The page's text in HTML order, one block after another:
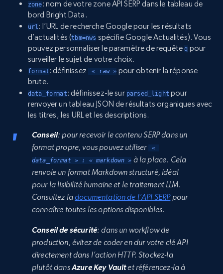
zone : nom de votre zone API SERP dans le tableau de
bord Bright Data.
url : l’URL de recherche Google pour les résultats
d’actualités (tbm=nws spécifie Google Actualités). Vous
pouvez personnaliser le paramètre de requêteq pour
surveiller le sujet de votre choix.
format: définissez « raw » pour obtenir la réponse
brute.
data_format: définissez-le sur parsed_lightpour
renvoyer un tableau JSON de résultats organiques avec
les titres, les URL et les descriptions.
Conseil: pour recevoir le contenu SERP dans un
format propre, vous pouvez utiliser
«
data_format » : « markdown » à la place. Cela
renvoie un format Markdown structuré, idéal
pour la lisibilité humaine et le traitement LLM.
Consultez ladocumentation de l’API SERPpour
connaître toutes les options disponibles.
Conseil de sécurité: dans un workflow de
production, évitez de coder en dur votre clé API
directement dans l’action HTTP. Stockez-la
plutôt dans Azure Key Vaultet référencez-la à